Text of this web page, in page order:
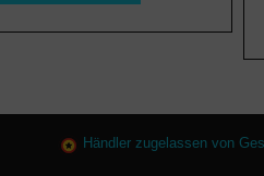
Händler zugelassen von